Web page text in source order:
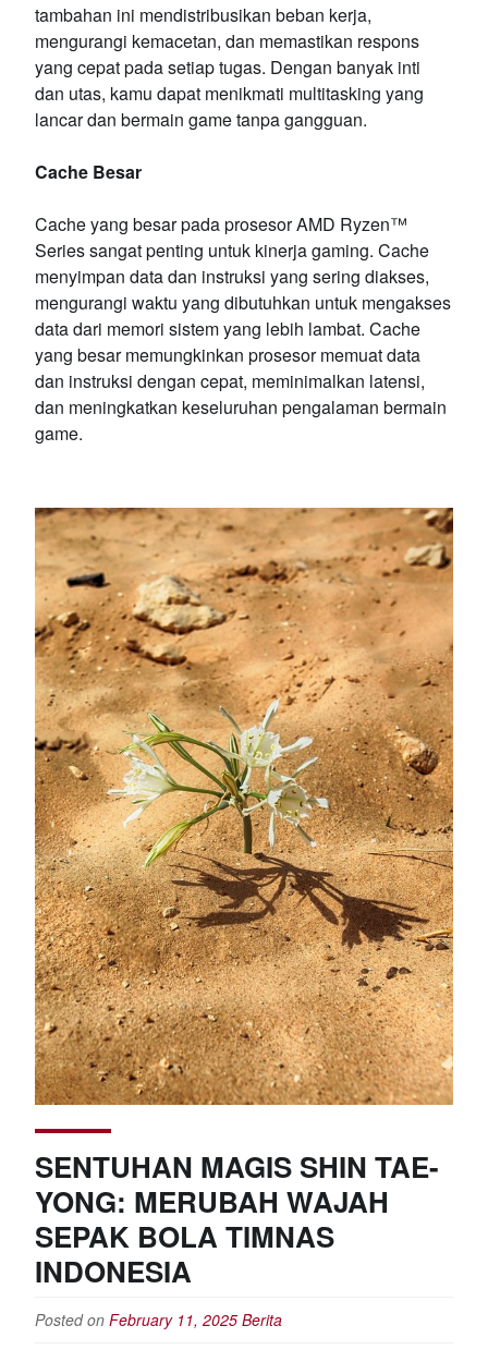
tambahan ini mendistribusikan beban kerja,
mengurangi kemacetan, dan memastikan respons
yang cepat pada setiap tugas. Dengan banyak inti
dan utas, kamu dapat menikmati multitasking yang
lancar dan bermain game tanpa gangguan.
Cache Besar
Cache yang besar pada prosesor AMD Ryzen™
Series sangat penting untuk kinerja gaming. Cache
menyimpan data dan instruksi yang sering diakses,
mengurangi waktu yang dibutuhkan untuk mengakses
data dari memori sistem yang lebih lambat. Cache
yang besar memungkinkan prosesor memuat data
dan instruksi dengan cepat, meminimalkan latensi,
dan meningkatkan keseluruhan pengalaman bermain
game.
SENTUHAN MAGIS SHIN TAE-
YONG: MERUBAH WAJAH
SEPAK BOLA TIMNAS
INDONESIA
Posted on February 11, 2025 Berita